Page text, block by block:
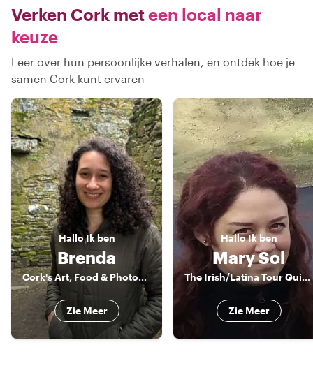
Verken Cork meteen local naar
keuze
Leer over hun persoonlijke verhalen, en ontdek hoe je
samen Cork kunt ervaren
HalloIk ben
Brenda
Cork's Art, Food & Photography Enthusiast
Zie Meer
HalloIk ben
Mary Sol
The Irish/Latina Tour Guide
Zie Meer